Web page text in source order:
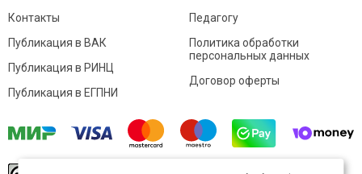
Контакты
Педагогу
Публикация в ВАК
Публикация в РИНЦ
Публикация в ЕГПНИ
Политика обработки
персональных данных
Договор оферты